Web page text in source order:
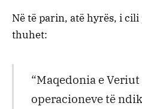
Në të parin, atë hyrës, i
thuhet:
“Maqedonia e
operacioneve të